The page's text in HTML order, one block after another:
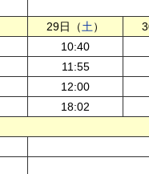
29日（土）
10:40
11:55
12:00
18:02